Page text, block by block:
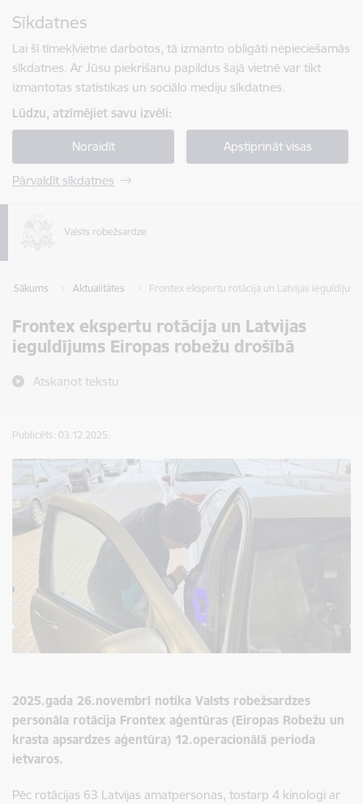
Sīkdatnes
Lai šī tīmekļvietne darbotos, tā izmanto obligāti nepieciešamās
sīkdatnes. Ar Jūsu piekrišanu papildus šajā vietnē var tikt
izmantotas statistikas un sociālo mediju sīkdatnes.
Lūdzu, atzīmējiet savu izvēli:
Noraidīt Apstiprināt visas
Pārvaldīt sīkdatnes
Sākums Aktualitātes Frontex ekspertu rotācija un Latvijas
Frontex ekspertu rotācija un Latvijas
ieguldījums Eiropas robežu drošībā
Atskaņot tekstu
Publicēts: 03.12.2025.
2025.gada 26.novembrī notika Valsts robežsardzes
personāla rotācija Frontex aģentūras (Eiropas Robežu un
krasta apsardzes aģentūra) 12.operacionālā perioda
ietvaros.
Pēc rotācijas 63 Latvijas amatpersonas, tostarp 4 kinologi ar